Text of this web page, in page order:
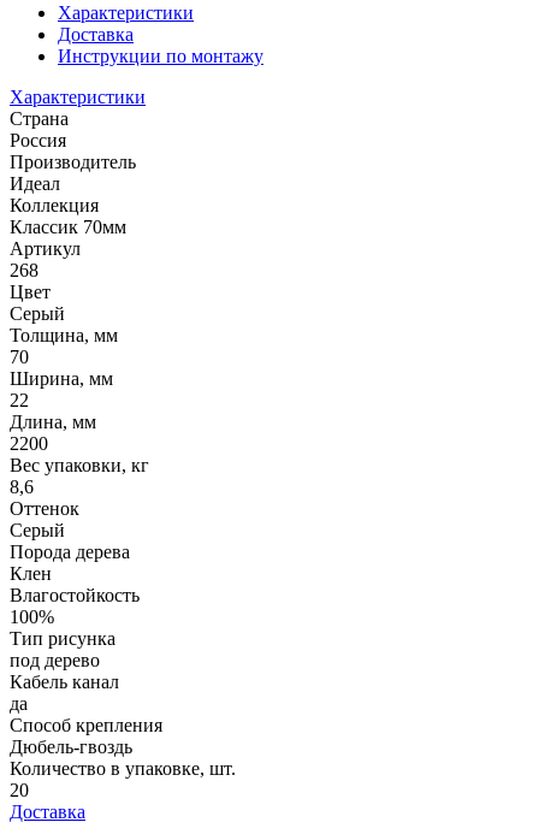
Характеристики
Доставка
Инструкции по монтажу
Характеристики
Страна
Россия
Производитель
Идеал
Коллекция
Классик 70мм
Артикул
268
Цвет
Серый
Толщина, мм
70
Ширина, мм
22
Длина, мм
2200
Вес упаковки, кг
8,6
Оттенок
Серый
Порода дерева
Клен
Влагостойкость
100%
Тип рисунка
под дерево
Кабель канал
да
Способ крепления
Дюбель-гвоздь
Количество в упаковке, шт.
20
Доставка